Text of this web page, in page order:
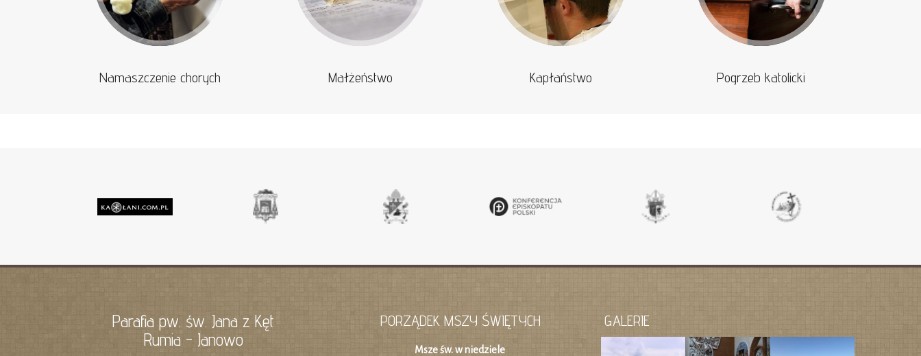
Namaszczenie chorych Małżeństwo Kapłaństwo Pogrzeb katolicki
Parafia pw. św. Jana z Kęt
Rumia - Janowo
PORZĄDEK MSZY ŚWIĘTYCH
Msze św. w niedziele
GALERIE